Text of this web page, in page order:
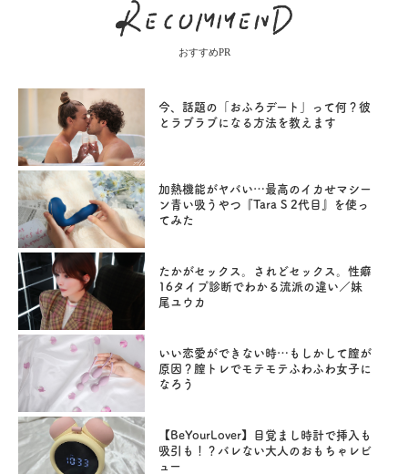
おすすめPR
今、話題の「おふろデート」って何？彼
とラブラブになる方法を教えます
加熱機能がヤバい…最高のイカせマシー
ン青い吸うやつ『Tara S 2代目』を使っ
てみた
たかがセックス。されどセックス。性癖
16タイプ診断でわかる流派の違い／妹
尾ユウカ
いい恋愛ができない時…もしかして膣が
原因？膣トレでモテモテふわふわ女子に
なろう
【BeYourLover】目覚まし時計で挿入も
吸引も！？バレない大人のおもちゃレビ
ュー